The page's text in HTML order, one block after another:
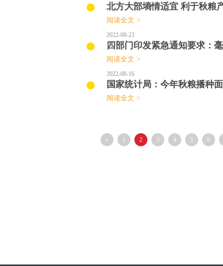
北方大部墒情适宜 利于秋粮
阅读全文 >
2022-08-23
四部门印发紧急通知要求：
阅读全文 >
2022-08-16
国家统计局：今年秋粮播种
阅读全文 >
« 1 2 3 4 5 6